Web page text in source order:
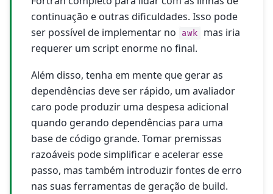
continuação e outras dificuldades. Isso pode
ser possível de implementar no
awk
mas iria
requerer um script enorme no final.
Além disso, tenha em mente que gerar as
dependências deve ser rápido, um avaliador
caro pode produzir uma despesa adicional
quando gerando dependências para uma
base de código grande. Tomar premissas
razoáveis pode simplificar e acelerar esse
passo, mas também introduzir fontes de erro
nas suas ferramentas de geração de build.